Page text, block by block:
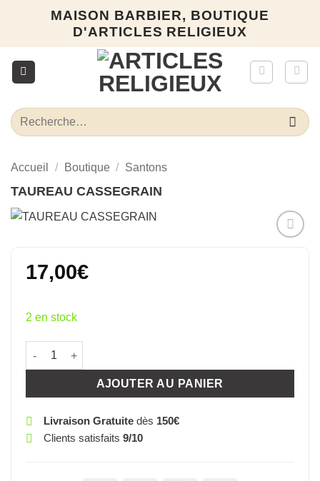
MAISON BARBIER, BOUTIQUE
D'ARTICLES RELIGIEUX
Recherche
pour :
Accueil / Boutique / Santons
TAUREAU CASSEGRAIN
17,00€
2 en stock
quantité de TAUREAU CASSEGRAIN
AJOUTER AU PANIER
Livraison Gratuitedès 150€
Clients satisfaits 9/10